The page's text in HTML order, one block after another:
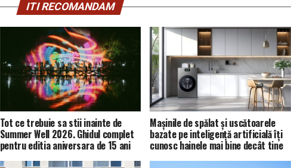
ITI RECOMANDAM
Tot ce trebuie sa stii inainte de
Summer Well 2026. Ghidul complet
pentru editia aniversara de 15 ani
Mașinile de spălat și uscătoarele
bazate pe inteligență artificială îți
cunosc hainele mai bine decât tine